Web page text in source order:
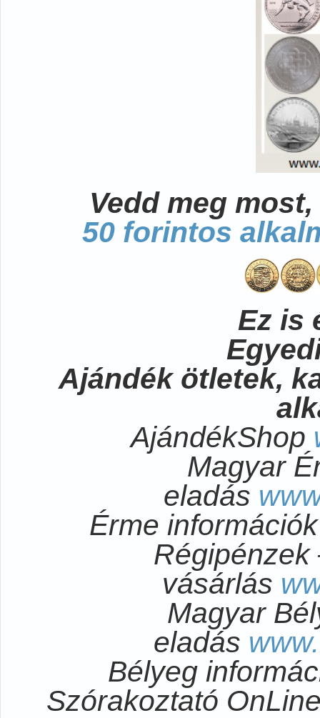
Vedd meg
50 forintos
Ez is
Ajándék ötletek,
AjándékShop
Magyar
eladás
Érme
Régipénzek
vásárlás
Magyar
eladás
Bélyeg
Szórakoztató